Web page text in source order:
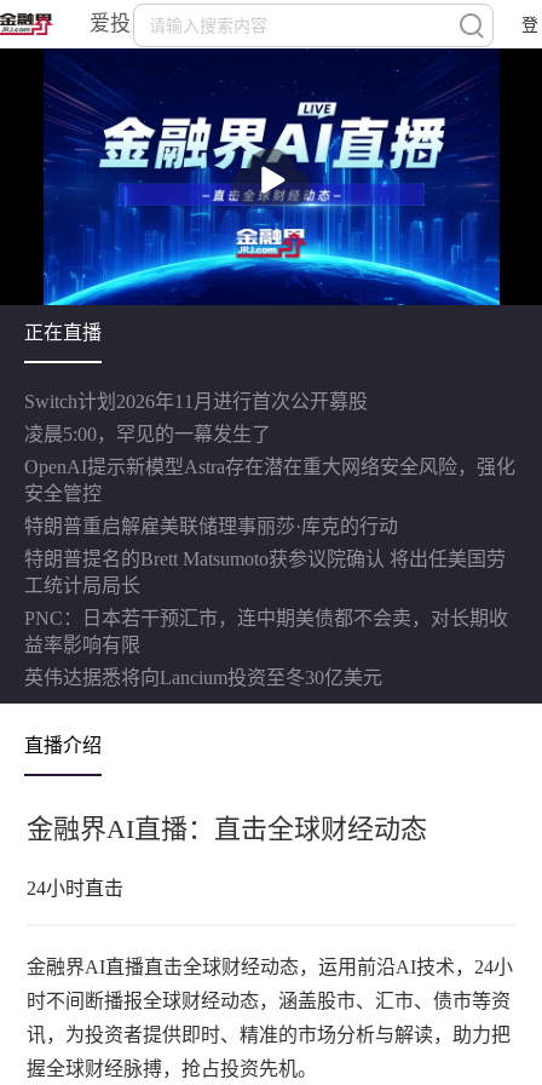
爱投顾
下 载
登
播
放
正在直播
Switch计划2026年11月进行首次公开募股
凌晨5:00，罕见的一幕发生了
OpenAI提示新模型Astra存在潜在重大网络安全风险，强化
安全管控
特朗普重启解雇美联储理事丽莎·库克的行动
特朗普提名的Brett Matsumoto获参议院确认 将出任美国劳
工统计局局长
PNC：日本若干预汇市，连中期美债都不会卖，对长期收
益率影响有限
英伟达据悉将向Lancium投资至冬30亿美元
直播介绍
金融界AI直播：直击全球财经动态
24小时直击
金融界AI直播直击全球财经动态，运用前沿AI技术，24小
时不间断播报全球财经动态，涵盖股市、汇市、债市等资
讯，为投资者提供即时、精准的市场分析与解读，助力把
握全球财经脉搏，抢占投资先机。